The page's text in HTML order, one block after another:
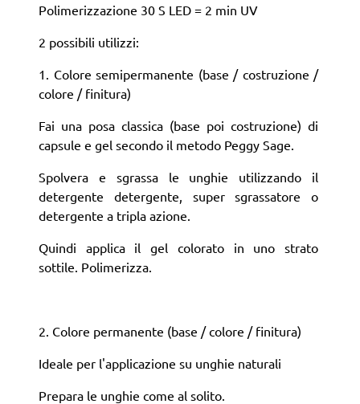
Polimerizzazione 30 S LED = 2 min UV
2 possibili utilizzi:
1. Colore semipermanente (base / costruzione /
colore / finitura)
Fai una posa classica (base poi costruzione) di
capsule e gel secondo il metodo Peggy Sage.
Spolvera e sgrassa le unghie utilizzando il
detergente detergente, super sgrassatore o
detergente a tripla azione.
Quindi applica il gel colorato in uno strato
sottile. Polimerizza.
2. Colore permanente (base / colore / finitura)
Ideale per l'applicazione su unghie naturali
Prepara le unghie come al solito.